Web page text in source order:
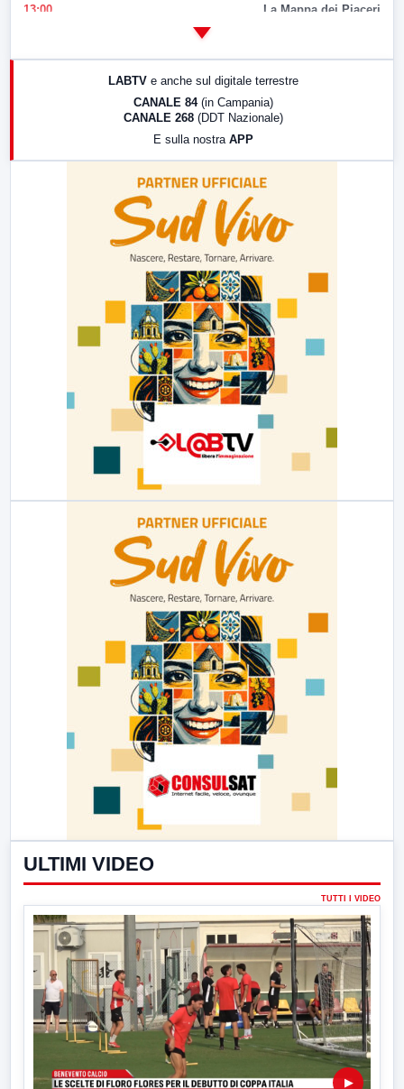
13:00 La Mappa dei Piaceri
LABTV e anche sul digitale terrestre
CANALE 84 (in Campania)
CANALE 268 (DDT Nazionale)
E sulla nostra APP
ULTIMI VIDEO
TUTTI I VIDEO
▶